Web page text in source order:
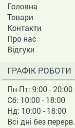
Головна
Товари
Контакти
Про нас
Відгуки
ГРАФІК РОБОТИ
Пн-Пт: 9:00 - 20:00
Сб: 10:00 - 18:00
Нд: 10:00 - 18:00
Всі дні без перерв.